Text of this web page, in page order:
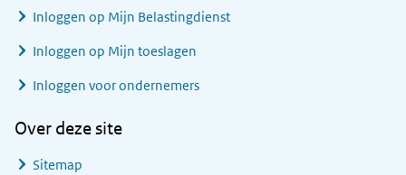
Inloggen op Mijn Belastingdienst
Inloggen op Mijn toeslagen
Inloggen voor ondernemers
Over deze site
Sitemap